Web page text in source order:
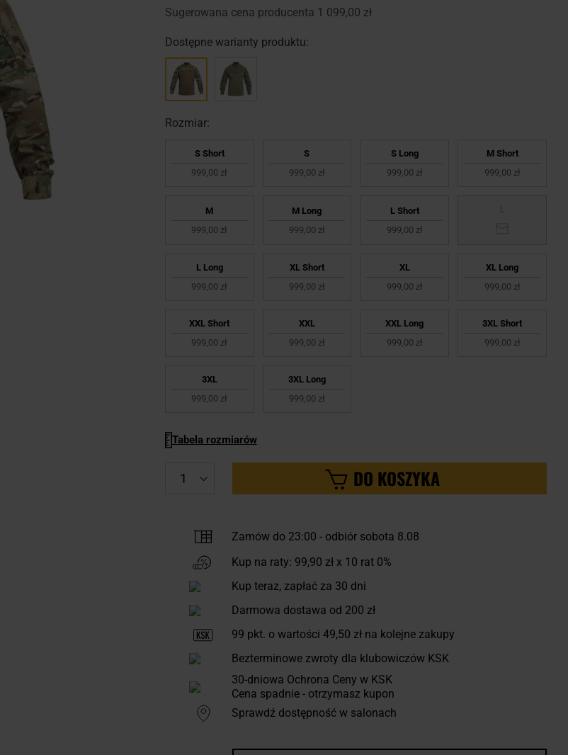
Sugerowana cena producenta 1 099,00 zł
Dostępne warianty produktu:
Rozmiar:
S Short
999,00 zł
S
999,00 zł
S Long
999,00 zł
M Short
999,00 zł
M
999,00 zł
M Long
999,00 zł
L Short
999,00 zł
L Long
999,00 zł
XL Short
999,00 zł
XL
999,00 zł
XL Long
999,00 zł
XXL Short
999,00 zł
XXL
999,00 zł
XXL Long
999,00 zł
3XL Short
999,00 zł
3XL
999,00 zł
3XL Long
999,00 zł
Tabela rozmiarów
DO KOSZYKA
Zamów do 23:00 -odbiór sobota 8.08
Kup na raty: 99,90 złx 10 rat 0%
Kup teraz, zapłać za 30 dni
Darmowa dostawa od 200 zł
99 pkt. o wartości 49,50 złna kolejne zakupy
Bezterminowe zwroty dla klubowiczów KSK
30-dniowa Ochrona Ceny w KSK
Cena spadnie - otrzymasz kupon
Sprawdź dostępność w salonach